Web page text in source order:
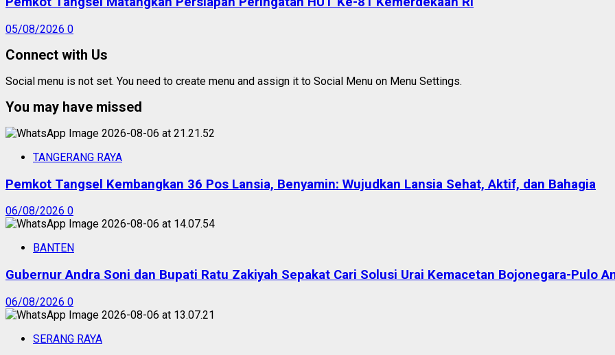
05/08/2026 0
Connect with Us
Social menu is not set. You need to create menu and assign it to Social Menu on Menu Settings.
You may have missed
TANGERANG RAYA
Pemkot Tangsel Kembangkan 36 Pos Lansia, Benyamin: Wujudkan Lansia Sehat, Aktif, dan Bahagia
06/08/2026 0
BANTEN
Gubernur Andra Soni dan Bupati Ratu Zakiyah Sepakat Cari Solusi Urai Kemacetan Bojonegara-Pulo
06/08/2026 0
SERANG RAYA